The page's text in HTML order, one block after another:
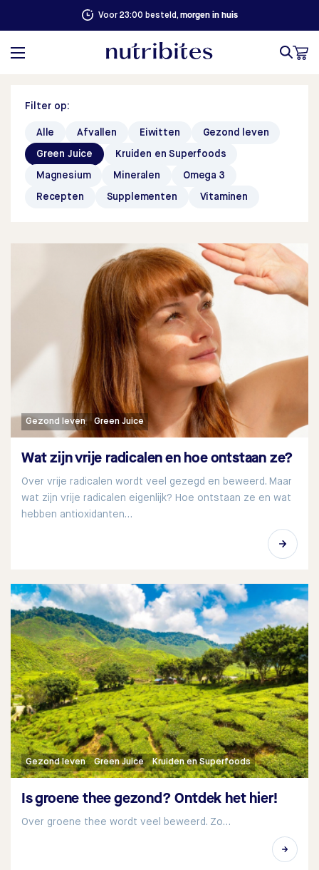
Voor 23:00 besteld, morgen in huis
Filter op:
Alle Afvallen Eiwitten Gezond leven
Green Juice Kruiden en Superfoods
Magnesium Mineralen Omega 3
Recepten Supplementen Vitaminen
Gezond leven Green Juice
Wat zijn vrije radicalen en hoe ontstaan ze?
Over vrije radicalen wordt veel gezegd en beweerd. Maar
wat zijn vrije radicalen eigenlijk? Hoe ontstaan ze en wat
hebben antioxidanten…
Gezond leven Green Juice Kruiden en Superfoods
Is groene thee gezond? Ontdek het hier!
Over groene thee wordt veel beweerd. Zo…